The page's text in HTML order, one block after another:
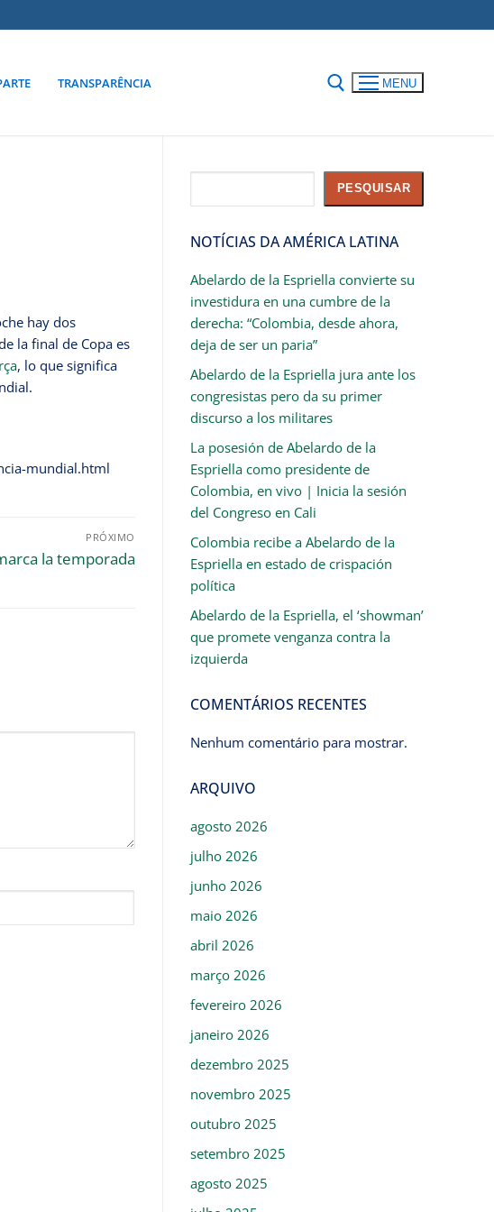
TRANSPARÊNCIA MENU
hay dos
la final de Copa es
, lo que significa
mundial.html
PRÓXIMO
la temporada
PESQUISAR
NOTÍCIAS DA AMÉRICA LATINA
Abelardo de la Espriella convierte su
investidura en una cumbre de la
derecha: “Colombia, desde ahora,
deja de ser un paria”
Abelardo de la Espriella jura ante los
congresistas pero da su primer
discurso a los militares
La posesión de Abelardo de la
Espriella como presidente de
Colombia, en vivo | Inicia la sesión
del Congreso en Cali
Colombia recibe a Abelardo de la
Espriella en estado de crispación
política
Abelardo de la Espriella, el ‘showman’
que promete venganza contra la
izquierda
COMENTÁRIOS RECENTES
Nenhum comentário para mostrar.
ARQUIVO
agosto 2026
julho 2026
junho 2026
maio 2026
abril 2026
março 2026
fevereiro 2026
janeiro 2026
dezembro 2025
novembro 2025
outubro 2025
setembro 2025
agosto 2025